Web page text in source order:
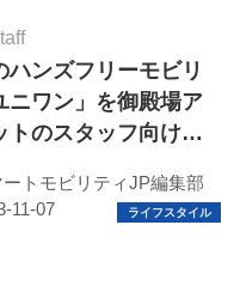
て
ハンズフリーモビリ
ニワン」を御殿場ア
トのスタッフ向けに
ートモビリティJP編集部